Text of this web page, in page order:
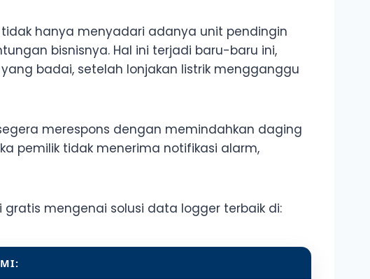
hanya menyadari adanya unit pendingin
bisnisnya. Hal ini terjadi baru-baru ini,
badai, setelah lonjakan listrik mengganggu
merespons dengan memindahkan daging
pemilik tidak menerima notifikasi alarm,
mengenai solusi data logger terbaik di: